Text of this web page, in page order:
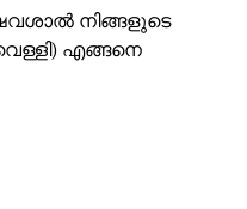
നിങ്ങളുടെ
എങ്ങനെ